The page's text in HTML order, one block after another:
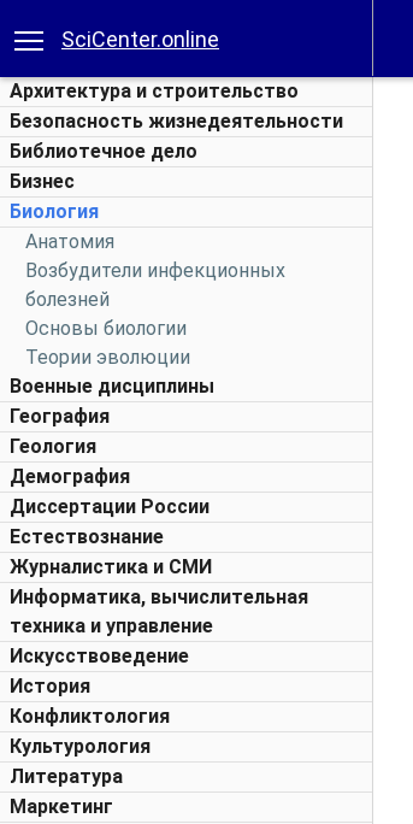
SciCenter.online
Архитектура и строительство
Безопасность жизнедеятельности
Библиотечное дело
Бизнес
Биология
Анатомия
Возбудители инфекционных
болезней
Основы биологии
Теории эволюции
Военные дисциплины
География
Геология
Демография
Диссертации России
Естествознание
Журналистика и СМИ
Информатика, вычислительная
техника и управление
Искусствоведение
История
Конфликтология
Культурология
Литература
Маркетинг